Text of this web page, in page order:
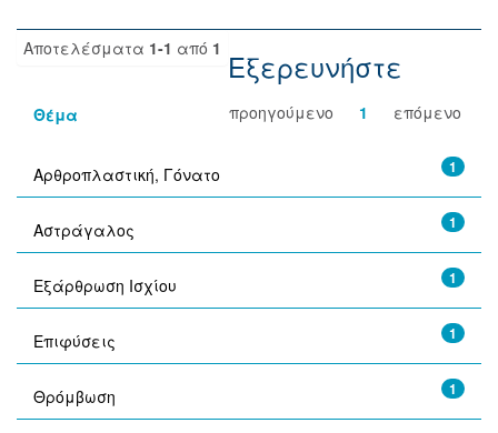
Αποτελέσματα 1-1 από 1
προηγούμενο 1 επόμενο
Εξερευνήστε
Θέμα
1
Αρθροπλαστική, Γόνατο
1
Αστράγαλος
1
Εξάρθρωση Ισχίου
1
Επιφύσεις
1
Θρόμβωση